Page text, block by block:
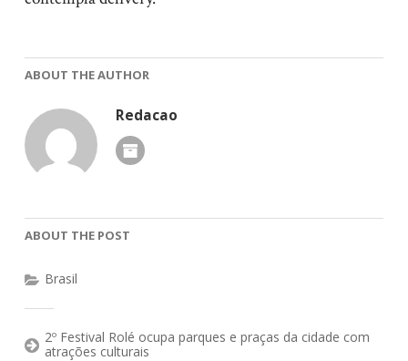
ABOUT THE AUTHOR
Redacao
ABOUT THE POST
Brasil
2º Festival Rolé ocupa parques e praças da cidade com
atrações culturais